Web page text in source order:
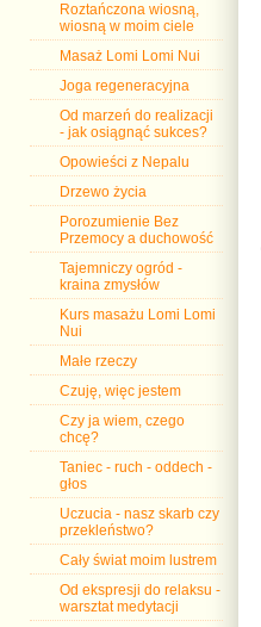
Roztańczona wiosną,
wiosną w moim ciele
Masaż Lomi Lomi Nui
Joga regeneracyjna
Od marzeń do realizacji
- jak osiągnąć sukces?
Opowieści z Nepalu
Drzewo życia
Porozumienie Bez
Przemocy a duchowość
Tajemniczy ogród -
kraina zmysłów
Kurs masażu Lomi Lomi
Nui
Małe rzeczy
Czuję, więc jestem
Czy ja wiem, czego
chcę?
Taniec - ruch - oddech -
głos
Uczucia - nasz skarb czy
przekleństwo?
Cały świat moim lustrem
Od ekspresji do relaksu -
warsztat medytacji